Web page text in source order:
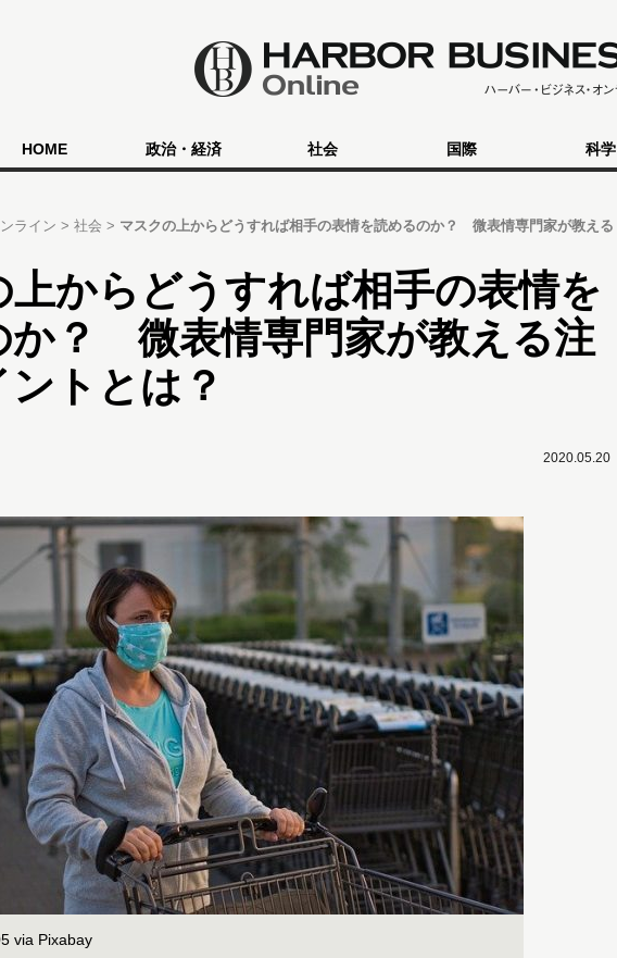
HOME 政治・経済 社会 国際 科学
ライン 社会
マスクの上からどうすれば相手の表情を読めるのか？ 微表情専門家が教える
上からどうすれば相手の表情を
か？ 微表情専門家が教える注
ントとは？
2020.05.20
via Pixabay